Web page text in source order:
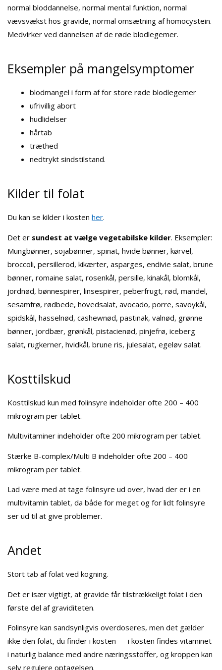
normal bloddannelse, normal mental funktion, normal
vævsvækst hos gravide, normal omsætning af homocystein.
Medvirker ved dannelsen af de røde blodlegemer.
Eksempler på mangelsymptomer
blodmangel i form af for store røde blodlegemer
ufrivillig abort
hudlidelser
hårtab
træthed
nedtrykt sindstilstand.
Kilder til folat
Du kan se kilder i kosten her.
Det er sundest at vælge vegetabilske kilder. Eksempler:
Mungbønner, sojabønner, spinat, hvide bønner, kørvel,
broccoli, persillerod, kikærter, asparges, endivie salat, brune
bønner, romaine salat, rosenkål, persille, kinakål, blomkål,
jordnød, bønnespirer, linsespirer, peberfrugt, rød, mandel,
sesamfrø, rødbede, hovedsalat, avocado, porre, savoykål,
spidskål, hasselnød, cashewnød, pastinak, valnød, grønne
bønner, jordbær, grønkål, pistacienød, pinjefrø, iceberg
salat, rugkerner, hvidkål, brune ris, julesalat, egeløv salat.
Kosttilskud
Kosttilskud kun med folinsyre indeholder ofte 200 – 400
mikrogram per tablet.
Multivitaminer indeholder ofte 200 mikrogram per tablet.
Stærke B-complex/Multi B indeholder ofte 200 – 400
mikrogram per tablet.
Lad være med at tage folinsyre ud over, hvad der er i en
multivitamin tablet, da både for meget og for lidt folinsyre
ser ud til at give problemer.
Andet
Stort tab af folat ved kogning.
Det er især vigtigt, at gravide får tilstrækkeligt folat i den
første del af graviditeten.
Folinsyre kan sandsynligvis overdoseres, men det gælder
ikke den folat, du finder i kosten — i kosten findes vitaminet
i naturlig balance med andre næringsstoffer, og kroppen kan
selv regulere optagelsen.